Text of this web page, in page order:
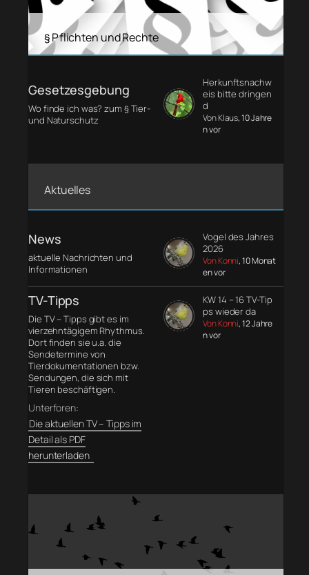
§ Pflichten und Rechte
Gesetzesgebung
Wo finde ich was? zum § Tier-
und Naturschutz
Herkunftsnachw
eis bitte dringen
d
Von Klaus, 10 Jahre
n vor
Aktuelles
News
aktuelle Nachrichten und
Informationen
Vogel des Jahres
2026
Von Konni, 10 Monat
en vor
TV-Tipps
Die TV – Tipps gibt es im
vierzehntägigem Rhythmus.
Dort finden sie u.a. die
Sendetermine von
Tierdokumentationen bzw.
Sendungen, die sich mit
Tieren beschäftigen.
Unterforen:
Die aktuellen TV – Tipps im
Detail als PDF
herunterladen
KW 14 – 16 TV-Tip
ps wieder da
Von Konni, 12 Jahre
n vor